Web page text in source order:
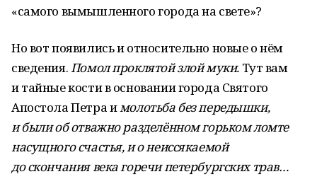
«самого вымышленного города на свете»?
Но вот появились и относительно новые о нём
сведения.Помол проклятой злоймуки. Тут вам
и тайные кости в основании города Святого
Апостола Петра имолотьба без передышки,
и были об отважно разделённом горьком ломте
насущного счастья, и о неиссякаемой
до скончания века горечи петербургских трав…